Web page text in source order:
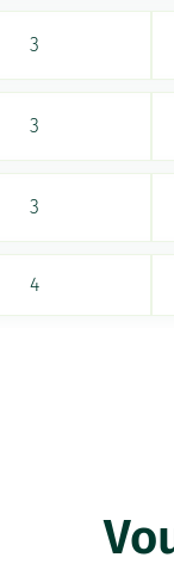
3
3
3
4